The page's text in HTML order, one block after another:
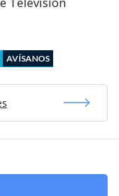
AVÍSANOS